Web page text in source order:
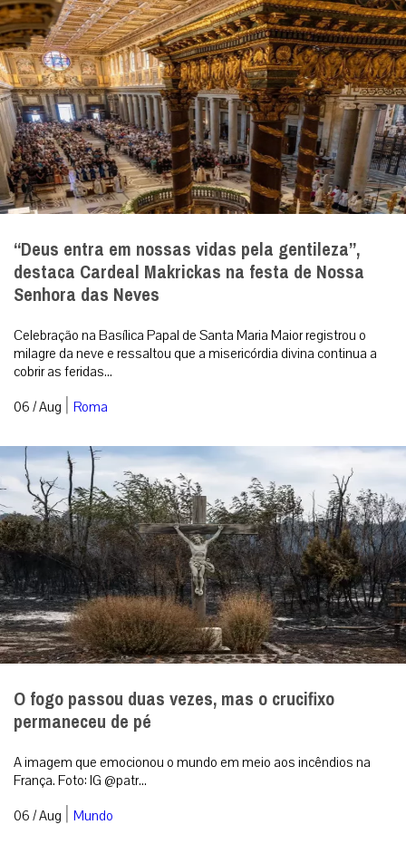
“Deus entra em nossas vidas pela gentileza”,
destaca Cardeal Makrickas na festa de Nossa
Senhora das Neves
Celebração na Basílica Papal de Santa Maria Maior registrou o
milagre da neve e ressaltou que a misericórdia divina continua a
cobrir as feridas...
06 / Aug | Roma
O fogo passou duas vezes, mas o crucifixo
permaneceu de pé
A imagem que emocionou o mundo em meio aos incêndios na
França. Foto: IG @patr...
06 / Aug | Mundo